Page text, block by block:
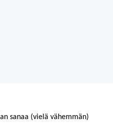
sanaa (vielä vähemmän)